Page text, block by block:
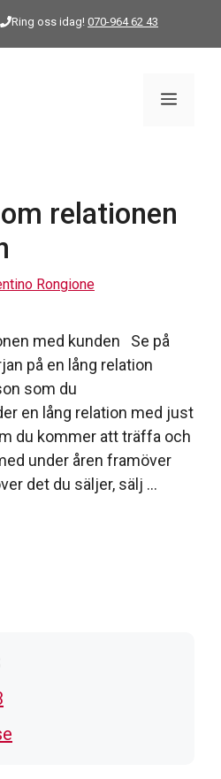
Ring oss idag! 070-964 62 43
Meny
relationen
Rongione
med kunden Se på
på en lång relation
som du
en lång relation med just
du kommer att träffa och
under åren framöver
det du säljer, sälj …